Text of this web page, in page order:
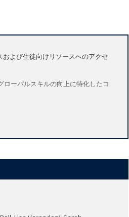
よび生徒向けリソースへのアクセ
ーバルスキルの向上に特化したコ